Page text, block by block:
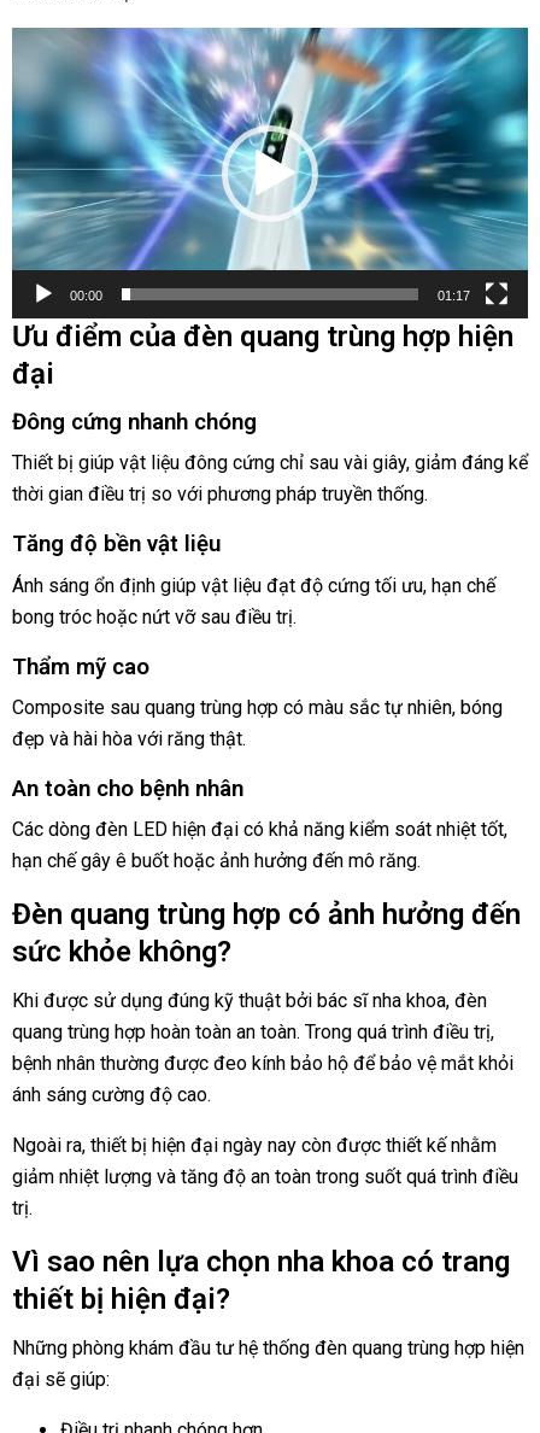
Video
00:00 01:17
Ưu điểm của đèn quang trùng hợp hiện
đại
Đông cứng nhanh chóng
Thiết bị giúp vật liệu đông cứng chỉ sau vài giây, giảm đáng kể
thời gian điều trị so với phương pháp truyền thống.
Tăng độ bền vật liệu
Ánh sáng ổn định giúp vật liệu đạt độ cứng tối ưu, hạn chế
bong tróc hoặc nứt vỡ sau điều trị.
Thẩm mỹ cao
Composite sau quang trùng hợp có màu sắc tự nhiên, bóng
đẹp và hài hòa với răng thật.
An toàn cho bệnh nhân
Các dòng đèn LED hiện đại có khả năng kiểm soát nhiệt tốt,
hạn chế gây ê buốt hoặc ảnh hưởng đến mô răng.
Đèn quang trùng hợp có ảnh hưởng đến
sức khỏe không?
Khi được sử dụng đúng kỹ thuật bởi bác sĩ nha khoa, đèn
quang trùng hợp hoàn toàn an toàn. Trong quá trình điều trị,
bệnh nhân thường được đeo kính bảo hộ để bảo vệ mắt khỏi
ánh sáng cường độ cao.
Ngoài ra, thiết bị hiện đại ngày nay còn được thiết kế nhằm
giảm nhiệt lượng và tăng độ an toàn trong suốt quá trình điều
trị.
Vì sao nên lựa chọn nha khoa có trang
thiết bị hiện đại?
Những phòng khám đầu tư hệ thống đèn quang trùng hợp hiện
đại sẽ giúp: